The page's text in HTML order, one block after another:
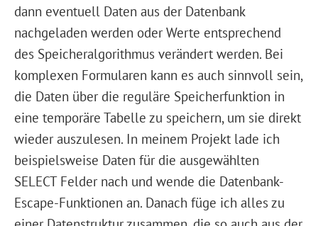
dann eventuell Daten aus der Datenbank
nachgeladen werden oder Werte entsprechend
des Speicheralgorithmus verändert werden. Bei
komplexen Formularen kann es auch sinnvoll sein,
die Daten über die reguläre Speicherfunktion in
eine temporäre Tabelle zu speichern, um sie direkt
wieder auszulesen. In meinem Projekt lade ich
beispielsweise Daten für die ausgewählten
SELECT Felder nach und wende die Datenbank-
Escape-Funktionen an. Danach füge ich alles zu